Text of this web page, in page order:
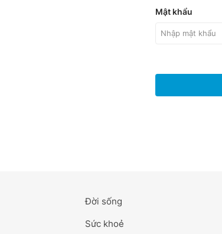
Mật khẩu
Đời sống
Sức khoẻ